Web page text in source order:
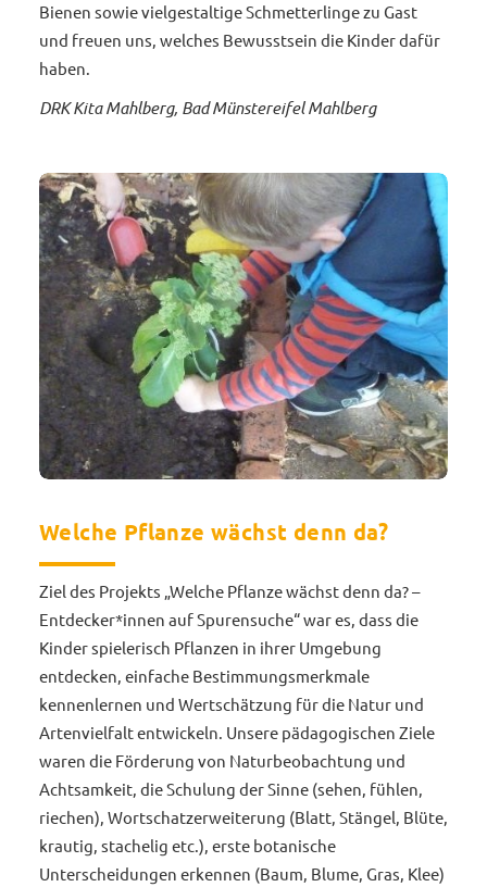
Bienen sowie vielgestaltige Schmetterlinge zu Gast
und freuen uns, welches Bewusstsein die Kinder dafür
haben.
DRK Kita Mahlberg, Bad Münstereifel Mahlberg
Welche Pflanze wächst denn da?
Ziel des Projekts „Welche Pflanze wächst denn da? –
Entdecker*innen auf Spurensuche“ war es, dass die
Kinder spielerisch Pflanzen in ihrer Umgebung
entdecken, einfache Bestimmungsmerkmale
kennenlernen und Wertschätzung für die Natur und
Artenvielfalt entwickeln. Unsere pädagogischen Ziele
waren die Förderung von Naturbeobachtung und
Achtsamkeit, die Schulung der Sinne (sehen, fühlen,
riechen), Wortschatzerweiterung (Blatt, Stängel, Blüte,
krautig, stachelig etc.), erste botanische
Unterscheidungen erkennen (Baum, Blume, Gras, Klee)